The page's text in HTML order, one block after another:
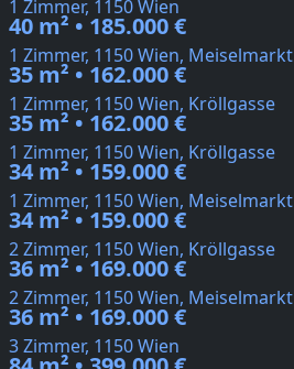
1 Zimmer, 1150 Wien
40 m² • 185.000 €
1 Zimmer, 1150 Wien, Meiselmarkt
35 m² • 162.000 €
1 Zimmer, 1150 Wien, Kröllgasse
35 m² • 162.000 €
1 Zimmer, 1150 Wien, Kröllgasse
34 m² • 159.000 €
1 Zimmer, 1150 Wien, Meiselmarkt
34 m² • 159.000 €
2 Zimmer, 1150 Wien, Kröllgasse
36 m² • 169.000 €
2 Zimmer, 1150 Wien, Meiselmarkt
36 m² • 169.000 €
3 Zimmer, 1150 Wien